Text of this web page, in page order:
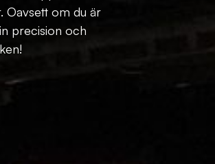
Oavsett om du är
precision och